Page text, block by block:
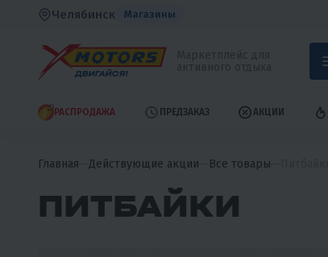
Челябинск Магазины
РАСПРОДАЖА ПРЕДЗАКАЗ АКЦИИ
Главная Действующие акции Все товары
ПИТБАЙКИ